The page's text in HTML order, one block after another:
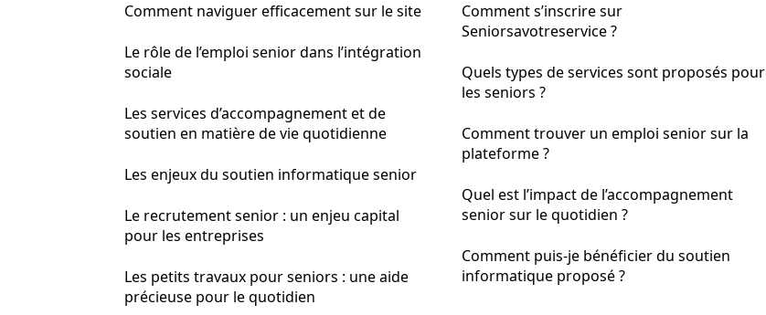
Comment naviguer efficacement sur le site
Le rôle de l’emploi senior dans l’intégration
sociale
Les services d’accompagnement et de
soutien en matière de vie quotidienne
Les enjeux du soutien informatique senior
Le recrutement senior : un enjeu capital
pour les entreprises
Les petits travaux pour seniors : une aide
précieuse pour le quotidien
Comment s’inscrire sur
Seniorsavotreservice ?
Quels types de services sont proposés pour
les seniors ?
Comment trouver un emploi senior sur la
plateforme ?
Quel est l’impact de l’accompagnement
senior sur le quotidien ?
Comment puis-je bénéficier du soutien
informatique proposé ?